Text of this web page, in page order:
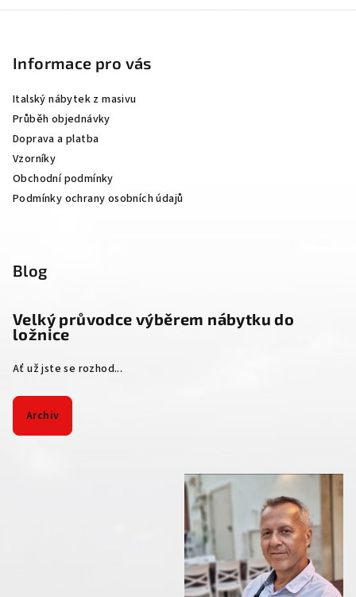
Informace pro vás
Italský nábytek z masivu
Průběh objednávky
Doprava a platba
Vzorníky
Obchodní podmínky
Podmínky ochrany osobních údajů
Blog
Velký průvodce výběrem nábytku do
ložnice
Ať už jste se rozhod...
Archiv